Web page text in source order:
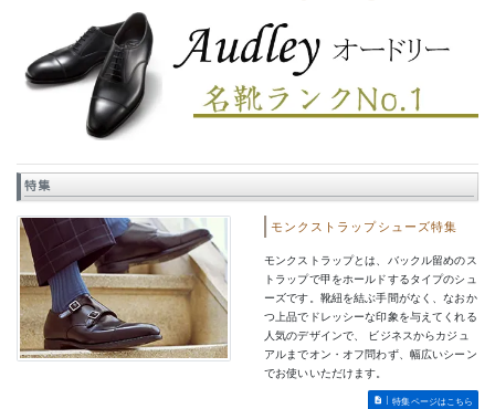
特集
モンクストラップシューズ特集
モンクストラップとは、バックル留めのス
トラップで甲をホールドするタイプのシュ
ーズです。靴紐を結ぶ手間がなく、なおか
つ上品でドレッシーな印象を与えてくれる
人気のデザインで、 ビジネスからカジュ
アルまでオン・オフ問わず、幅広いシーン
でお使いいただけます。
特集ページはこちら